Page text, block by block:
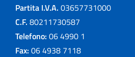
Partita I.V.A. 03657731000
C.F. 80211730587
Telefono: 06 4990 1
Fax: 06 4938 7118